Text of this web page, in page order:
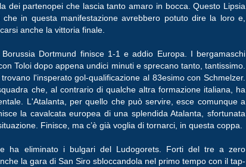
dei partenopei che lascia tanto amaro in bocca. Questo Lipsia
in questa manifestazione avrebbero potuto dire la loro e,
anche la vittoria finale.
Dortmund finisce 1-1 e addio Europa. I bergamaschi
Toloi dopo appena undici minuti e sprecano tanto, tantissimo.
l'insperato gol-qualificazione al 83esimo con Schmelzer.
che, al contrario di qualche altra formazione italiana, ha
L'Atalanta, per quello che può servire, esce comunque a
la cavalcata europea di una splendida Atalanta, sfortunata
Finisce, ma c’è già voglia di tornarci, in questa coppa.
ha eliminato i bulgari del Ludogorets. Forti del tre a zero
la gara di San Siro sbloccandola nel primo tempo con il tap-